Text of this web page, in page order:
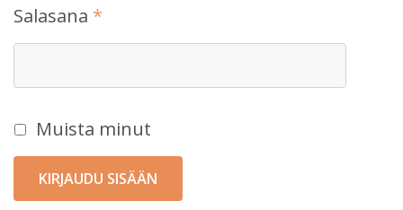
Salasana *
Muista minut
KIRJAUDU SISÄÄN